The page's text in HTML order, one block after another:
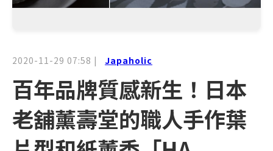
2020-11-29 07:58 | Japaholic
百年品牌質感新生！日本
老舖薰壽堂的職人手作葉